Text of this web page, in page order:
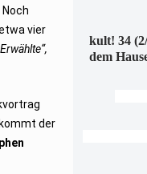
vier
der
kult! 34
dem